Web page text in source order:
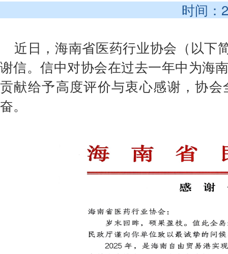
登记信息
会费制度
道德准则
调解规则
时间：
近日，海南省医药行业协会（以下
谢信。信中对协会在过去一年中为海
贡献给予高度评价与衷心感谢，协
奋。